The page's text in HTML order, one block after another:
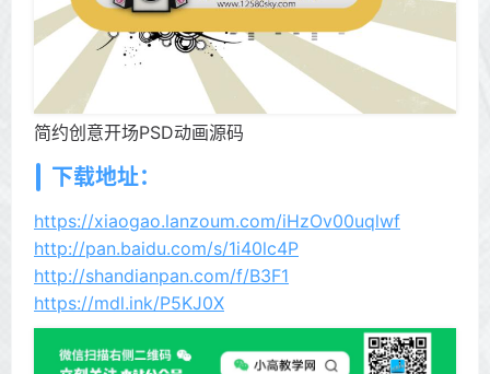
简约创意开场PSD动画源码
下载地址：
https://xiaogao.lanzoum.com/iHzOv00uqlwf
http://pan.baidu.com/s/1i40lc4P
http://shandianpan.com/f/B3F1
https://mdl.ink/P5KJ0X